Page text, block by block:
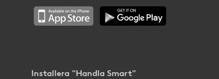
Installera "Handla Smart"